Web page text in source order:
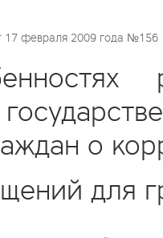
17 февраля 2009 года №156
о
для